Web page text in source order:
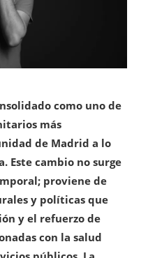
como uno de
más
de Madrid a lo
Este cambio no surge
proviene de
y políticas que
y el refuerzo de
con la salud